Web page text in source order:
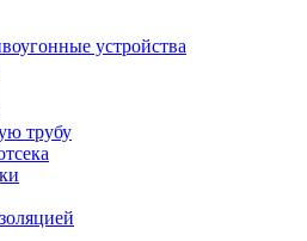
устройства
трубу